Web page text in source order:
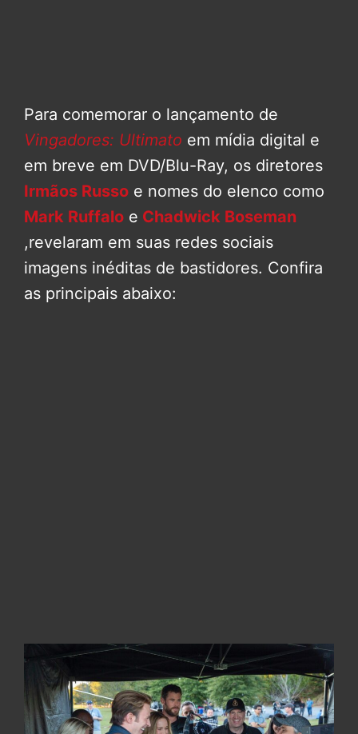
Para comemorar o lançamento de
Vingadores: Ultimato em mídia digital e
em breve em DVD/Blu-Ray, os diretores
Irmãos Russo e nomes do elenco como
Mark Ruffalo e Chadwick Boseman
,revelaram em suas redes sociais
imagens inéditas de bastidores. Confira
as principais abaixo: